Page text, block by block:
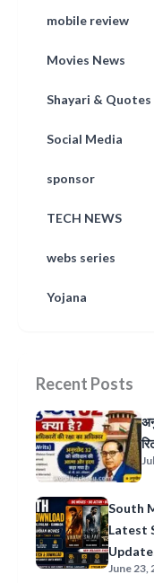
mobile review
Movies News
Shayari & Quotes
Social Media
sponsor
TECH NEWS
webs series
Yojana
Recent Posts
South
Latest
June 23,